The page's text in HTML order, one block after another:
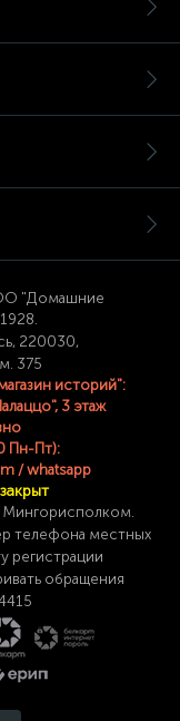
"Домашние
220030,
375
историй":
3 этаж
Пн-Пт):
/ whatsapp
Мингорисполком.
телефона местных
регистрации
обращения